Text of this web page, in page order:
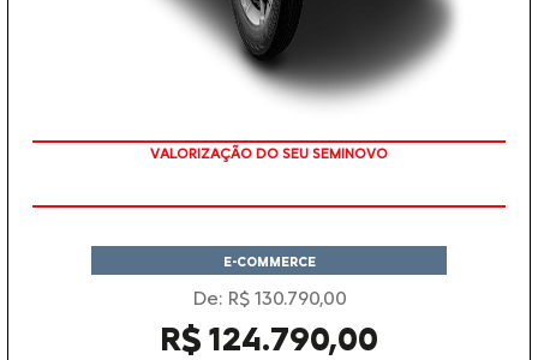
VALORIZAÇÃO DO SEU SEMINOVO
E-COMMERCE
De: R$ 130.790,00
R$ 124.790,00